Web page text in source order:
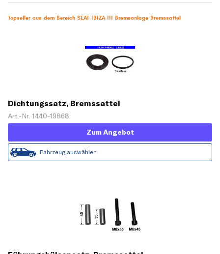
Topseller aus dem Bereich SEAT IBIZA III Bremsanlage Bremssattel
Dichtungssatz, Bremssattel
Art.-Nr. 1440-19868
Zum Angebot
Fahrzeug auswählen